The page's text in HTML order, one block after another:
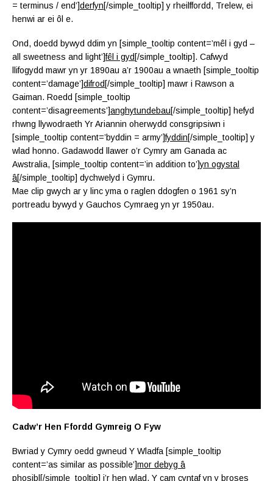
= terminus / end’]derfyn[/simple_tooltip] y rheilffordd, Trelew, ei
henwi ar ei ôl e.
Ond, doedd bywyd ddim yn [simple_tooltip content=’mêl i gyd –
all sweetness and light’]fêl i gyd [/simple_tooltip]. Cafwyd
llifogydd mawr yn yr 1890au a’r 1900au a wnaeth [simple_tooltip
content=’damage’]difrod [/simple_tooltip] mawr i Rawson a
Gaiman. Roedd [simple_tooltip
content=’disagreements’]anghytundebau[/simple_tooltip] hefyd
rhwng llywodraeth Yr Ariannin oherwydd consgripsiwn i
[simple_tooltip content=’byddin = army’]fyddin[/simple_tooltip] y
wlad honno. Gadawodd llawer o’r Cymry am Ganada ac
Awstralia, [simple_tooltip content=’in addition to’]yn ogystal
â[/simple_tooltip] dychwelyd i Gymru.
Mae clip gwych ar y linc yma o raglen ddogfen o 1961 sy’n
portreadu bywyd y Gauchos Cymraeg yn yr 1950au.
Cadw’r Hen Ffordd Gymreig O Fyw
Bwriad y Cymry oedd gwneud Y Wladfa [simple_tooltip
content=’as similar as possible’]mor debyg â
phosibl [/simple_tooltip] i’r hen wlad. Y cam cyntaf yn y broses